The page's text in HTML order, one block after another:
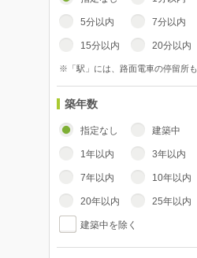
5分以内 7分以内
15分以内 20分以内
※「駅」には、路面電車の停留所も
築年数
指定なし 建築中
1年以内 3年以内
7年以内 10年以内
20年以内 25年以内
建築中を除く